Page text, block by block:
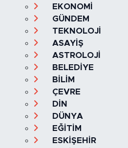
EKONOMİ
GÜNDEM
TEKNOLOJİ
ASAYİŞ
ASTROLOJİ
BELEDİYE
BİLİM
ÇEVRE
DİN
DÜNYA
EĞİTİM
ESKİŞEHİR